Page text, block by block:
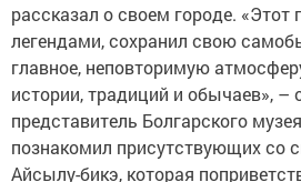
рассказал о своем городе. «Этот
легендами, сохранил свою
главное, неповторимую
истории, традиций и обычаев», –
представитель Болгарского
познакомил присутствующих со
Айсылу-бикэ, которая